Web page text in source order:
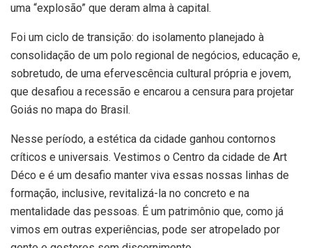
uma “explosão” que deram alma à capital.
Foi um ciclo de transição: do isolamento planejado à
consolidação de um polo regional de negócios, educação e,
sobretudo, de uma efervescência cultural própria e jovem,
que desafiou a recessão e encarou a censura para projetar
Goiás no mapa do Brasil.
Nesse período, a estética da cidade ganhou contornos
críticos e universais. Vestimos o Centro da cidade de Art
Déco e é um desafio manter viva essas nossas linhas de
formação, inclusive, revitalizá-la no concreto e na
mentalidade das pessoas. É um patrimônio que, como já
vimos em outras experiências, pode ser atropelado por